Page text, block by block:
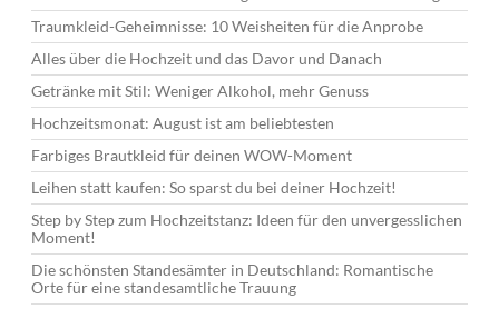
Traumkleid-Geheimnisse: 10 Weisheiten für die Anprobe
Alles über die Hochzeit und das Davor und Danach
Getränke mit Stil: Weniger Alkohol, mehr Genuss
Hochzeitsmonat: August ist am beliebtesten
Farbiges Brautkleid für deinen WOW-Moment
Leihen statt kaufen: So sparst du bei deiner Hochzeit!
Step by Step zum Hochzeitstanz: Ideen für den unvergesslichen
Moment!
Die schönsten Standesämter in Deutschland: Romantische
Orte für eine standesamtliche Trauung